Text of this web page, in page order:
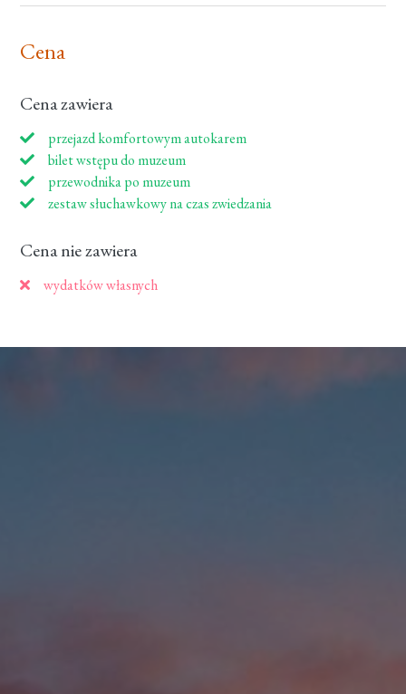
Cena
Cena zawiera
przejazd komfortowym autokarem
bilet wstępu do muzeum
przewodnika po muzeum
zestaw słuchawkowy na czas zwiedzania
Cena nie zawiera
wydatków własnych